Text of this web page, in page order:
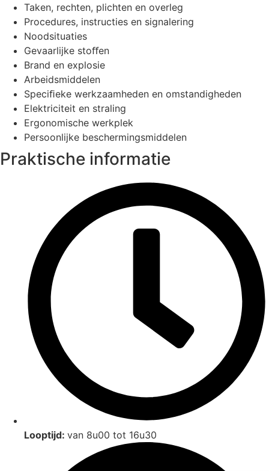
Taken, rechten, plichten en overleg
Procedures, instructies en signalering
Noodsituaties
Gevaarlijke stoﬀen
Brand en explosie
Arbeidsmiddelen
Speciﬁeke werkzaamheden en omstandigheden
Elektriciteit en straling
Ergonomische werkplek
Persoonlijke beschermingsmiddelen
Praktische informatie
Looptijd: van 8u00 tot 16u30